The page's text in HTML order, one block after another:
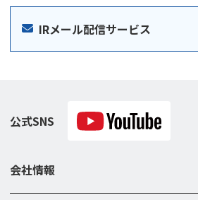
IRメール配信サービス
公式SNS
会社情報